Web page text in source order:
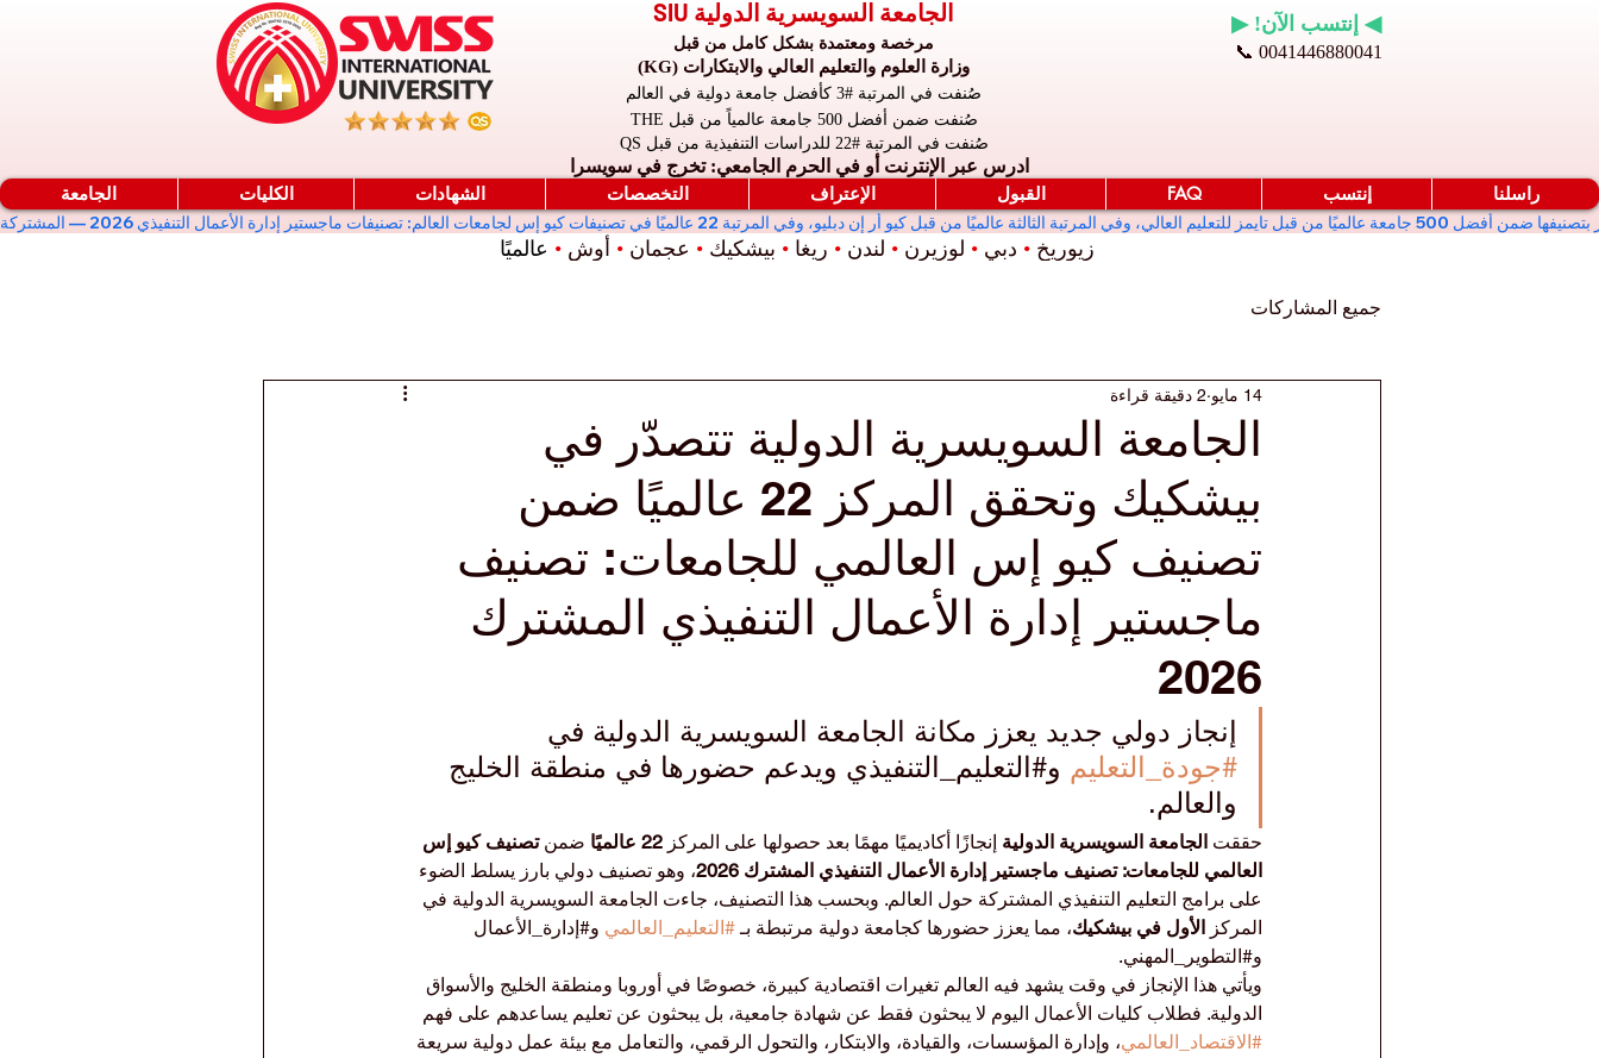
الجامعة السويسرية الدولية SIU
مرخصة ومعتمدة بشكل كامل من قبل
وزارة العلوم والتعليم العالي والابتكارات (KG)
صُنفت في المرتبة #3 كأفضل جامعة دولية في العالم
صُنفت ضمن أفضل 500 جامعة عالمياً من قبل THE
◀ إنتسب الآن! ▶
📞 0041446880041
صُنفت في المرتبة #22 للدراسات التنفيذية من قبل QS
ادرس عبر الإنترنت أو في الحرم الجامعي: تخرج في سويسرا
الجامعة الكليات الشهادات التخصصات الإعتراف القبول FAQ إنتسب راسلنا
زيوريخ • دبي • لوزيرن • لندن • ريغا • بيشكيك • عجمان • أوش • عالميًا
جميع المشاركات
الجامعة السويسرية الدولية تتصدّر في
بيشكيك وتحقق المركز 22 عالميًا ضمن
تصنيف كيو إس العالمي للجامعات: تصنيف
ماجستير إدارة الأعمال التنفيذي المشترك
2026
14 مايو 2 دقيقة قراءة
إنجاز دولي جديد يعزز مكانة الجامعة السويسرية الدولية في
#جودة_التعليم و#التعليم_التنفيذي ويدعم حضورها في منطقة الخليج
والعالم.
حققت الجامعة السويسرية الدولية إنجازًا أكاديميًا مهمًا بعد حصولها على المركز 22 عالميًا ضمن تصنيف كيو إس
العالمي للجامعات: تصنيف ماجستير إدارة الأعمال التنفيذي المشترك 2026
، وهو تصنيف دولي بارز يسلط الضوء
على برامج التعليم التنفيذي المشتركة حول العالم. وبحسب هذا التصنيف، جاءت الجامعة السويسرية الدولية في
المركز الأول في بيشكيك، مما يعزز حضورها كجامعة دولية مرتبطة بـ #التعليم_العالمي و#إدارة_الأعمال
و#التطوير_المهني.
ويأتي هذا الإنجاز في وقت يشهد فيه العالم تغيرات اقتصادية كبيرة، خصوصًا في أوروبا ومنطقة الخليج والأسواق
الدولية. فطلاب كليات الأعمال اليوم لا يبحثون فقط عن شهادة جامعية، بل يبحثون عن تعليم يساعدهم على فهم
#الاقتصاد_العالمي، وإدارة المؤسسات، والقيادة، والابتكار، والتحول الرقمي، والتعامل مع بيئة عمل دولية سريعة